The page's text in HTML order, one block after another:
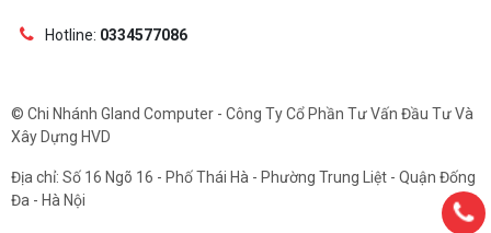
Hotline: 0334577086
© Chi Nhánh Gland Computer - Công Ty Cổ Phần Tư Vấn Đầu Tư Và
Xây Dựng HVD
Địa chỉ: Số 16 Ngõ 16 - Phố Thái Hà - Phường Trung Liệt - Quận Đống
Đa - Hà Nội